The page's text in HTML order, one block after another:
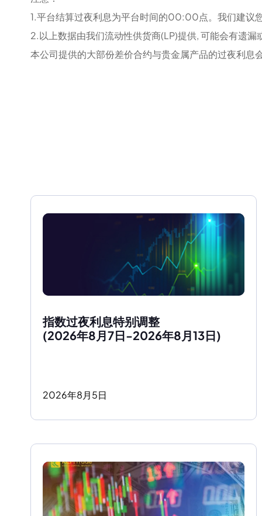
1.平台结算过夜利息为平台时间的00:00点。我们建议
2.以上数据由我们流动性供货商(LP)提供, 可能会有遗
本公司提供的大部份差价合约与贵金属产品的过夜利
指数过夜利息特别调整
(2026年8月7日-2026年8月13日)
2026年8月5日